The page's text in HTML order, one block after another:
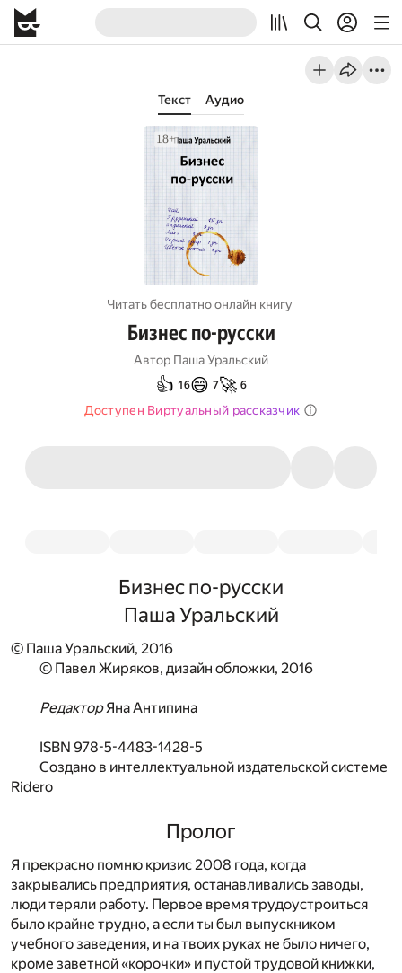
Текст Аудио
Читать бесплатно онлайн книгу
Бизнес по-русски
Автор Паша Уральский
👍 16😄 7🚀 6
Доступен Виртуальный рассказчик
Бизнес по-русски
Паша Уральский
© Паша Уральский, 2016
© Павел Жиряков, дизайн обложки, 2016
РедакторЯна Антипина
ISBN 978-5-4483-1428-5
Создано в интеллектуальной издательской системе
Ridero
Пролог
Я прекрасно помню кризис 2008 года, когда
закрывались предприятия, останавливались заводы,
люди теряли работу. Первое время трудоустроиться
было крайне трудно, а если ты был выпускником
учебного заведения, и на твоих руках не было ничего,
кроме заветной «корочки» и пустой трудовой книжки,